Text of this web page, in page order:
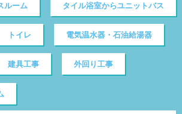
ルーム タイル浴室からユニットバス
トイレ 電気温水器・石油給湯器
建具工事 外回り工事